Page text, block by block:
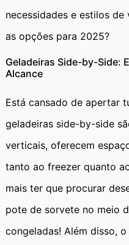
necessidades e estilos
as opções para 2025?
Geladeiras Side-by-Side:
Alcance
Está cansado de apertar
geladeiras side-by-side
verticais, oferecem
tanto ao freezer quanto
mais ter que procurar
pote de sorvete no meio
congeladas! Além disso,